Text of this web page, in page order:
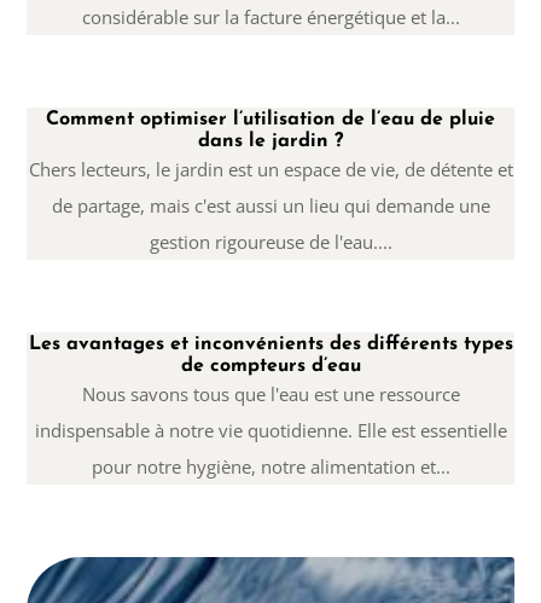
considérable sur la facture énergétique et la...
Comment optimiser l’utilisation de l’eau de pluie
dans le jardin ?
Chers lecteurs, le jardin est un espace de vie, de détente et
de partage, mais c'est aussi un lieu qui demande une
gestion rigoureuse de l'eau....
Les avantages et inconvénients des différents types
de compteurs d’eau
Nous savons tous que l'eau est une ressource
indispensable à notre vie quotidienne. Elle est essentielle
pour notre hygiène, notre alimentation et...